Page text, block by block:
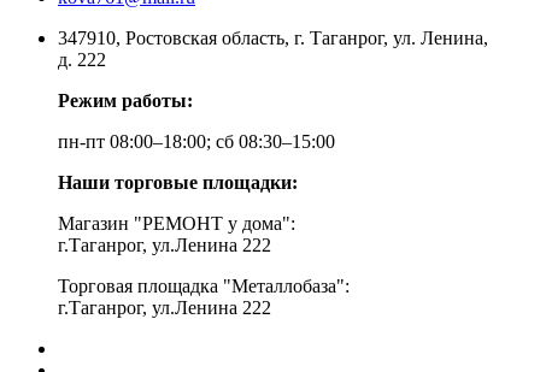
347910, Ростовская область, г. Таганрог, ул. Ленина,
д. 222
Режим работы:
пн-пт 08:00–18:00; сб 08:30–15:00
Наши торговые площадки:
Магазин "РЕМОНТ у дома":
г.Таганрог, ул.Ленина 222
Торговая площадка "Металлобаза":
г.Таганрог, ул.Ленина 222